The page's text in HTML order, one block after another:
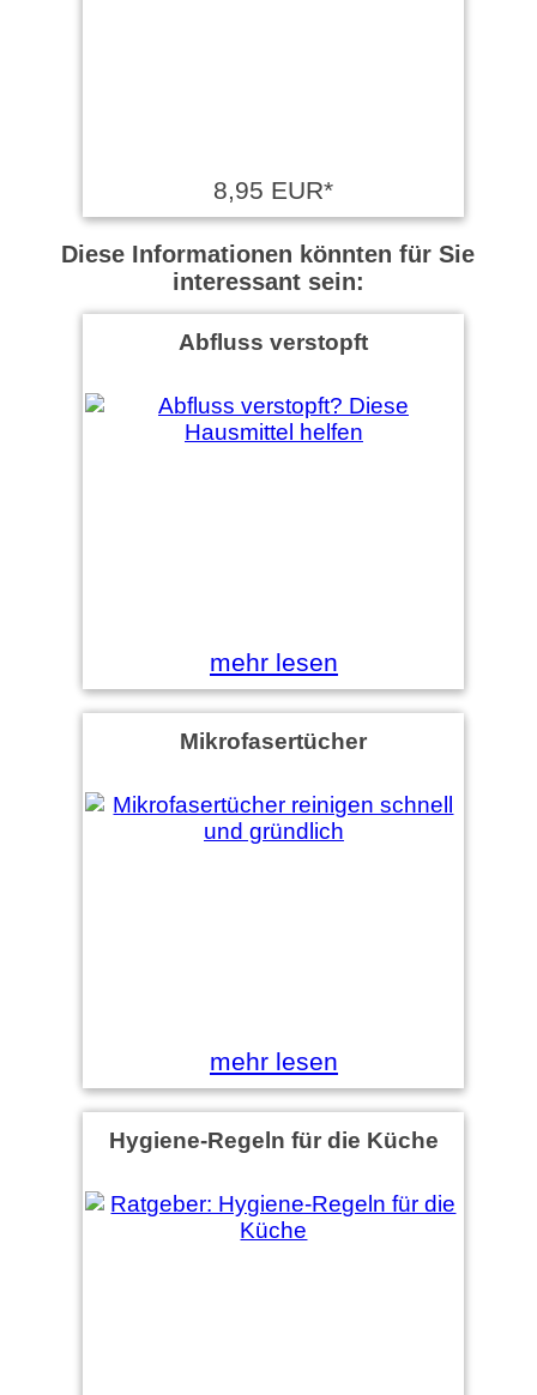
8,95 EUR*
Diese Informationen könnten für Sie
interessant sein:
Abfluss verstopft
mehr lesen
Mikrofasertücher
mehr lesen
Hygiene-Regeln für die Küche